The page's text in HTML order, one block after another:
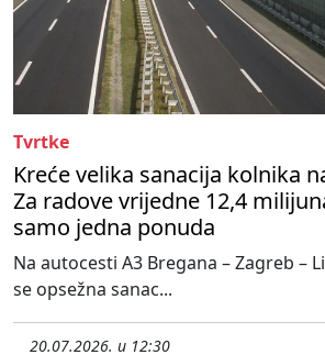
Tvrtke
Kreće velika sanacija kolnika
Za radove vrijedne 12,4
samo jedna ponuda
Na autocesti A3 Bregana – Zagreb –
se opsežna sanac...
20.07.2026. u 12:30